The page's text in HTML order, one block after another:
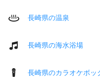
長崎県の温泉
長崎県の海水浴場
長崎県のカラオケボッ